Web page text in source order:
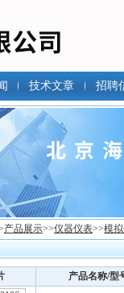
技术文章 招聘
产品展示>>仪器仪表>>模
产品名称/型